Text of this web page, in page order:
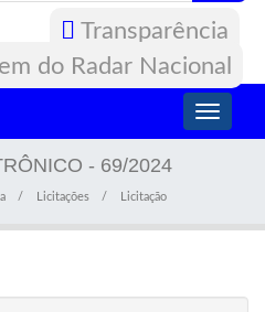
Transparência
Toggle
- 69/2024
Licitações Licitação